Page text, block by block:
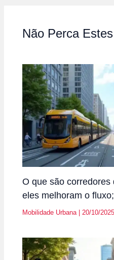
Não Perca
O que são
eles melhoram o
Mobilidade Urbana | 20/10/2025